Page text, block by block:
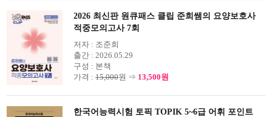
2026 최신판 원큐패스 클립 준희쌤의 요양보호사
적중모의고사 7회
저자 : 조준희
출간 : 2026.05.29
구성 : 본책
가격 : 15,000원 ⇒ 13,500원
한국어능력시험 토픽 TOPIK 5~6급 어휘 포인트